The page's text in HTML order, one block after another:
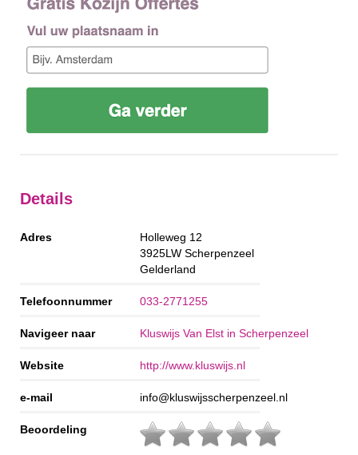
Details
Adres
Holleweg 12
3925LW Scherpenzeel
Gelderland
Telefoonnummer 033-2771255
Navigeer naar Kluswijs Van Elst in Scherpenzeel
Website http://www.kluswijs.nl
e-mail info@kluswijsscherpenzeel.nl
Beoordeling